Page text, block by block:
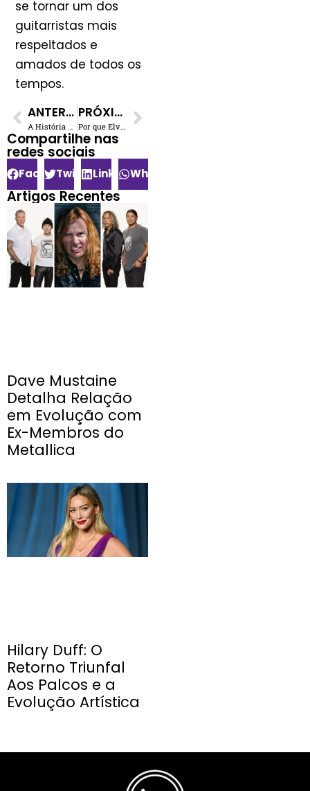
se tornar um dos
guitarristas mais
respeitados e
amados de todos os
tempos.
ANTERIOR
A História do Primeiro Violão de John Lennon
PRÓXIMO
Por que Elvis Presley não gostava de John Lennon ?
Compartilhe nas
redes sociais​
FacebookTwitterLinkedInWhatsApp
Artigos Recentes
Dave Mustaine
Detalha Relação
em Evolução com
Ex-Membros do
Metallica
Hilary Duff: O
Retorno Triunfal
Aos Palcos e a
Evolução Artística